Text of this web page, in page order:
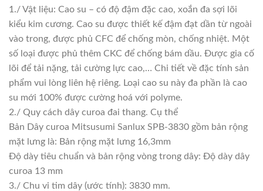
1./ Vật liệu: Cao su – có độ đậm đặc cao, xoắn đa sợi lõi
kiểu kim cương. Cao su được thiết kế đậm đạt dần từ ngoài
vào trong, được phủ CFC để chống mòn, chống nhiệt. Một
số loại được phủ thêm CKC để chống bám dầu. Được gia cố
lõi để tải nặng, tải cường lực cao,… Chi tiết về đặc tính sản
phẩm vui lòng liên hệ riêng. Loại cao su này đa phần là cao
su mới 100% được cường hoá với polyme.
2./ Quy cách dây curoa đai thang. Cụ thể
Bản Dây curoa Mitsusumi Sanlux SPB-3830 gồm bản rộng
mặt lưng là: Bản rộng mặt lưng 16,3mm
Độ dày tiêu chuẩn và bản rộng vòng trong dây: Độ dày dây
curoa 13 mm
3./ Chu vi tim dây (ước tính): 3830 mm.